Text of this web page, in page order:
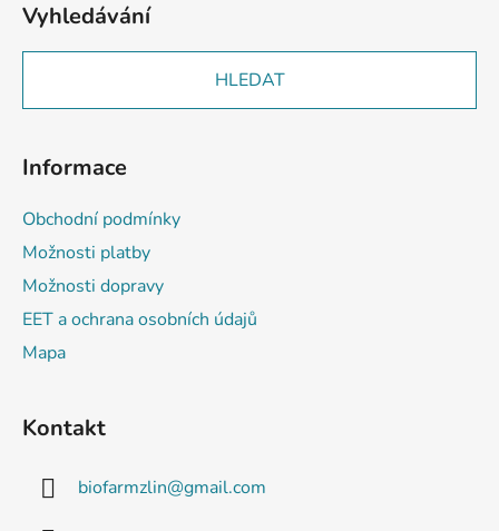
Vyhledávání
HLEDAT
Informace
Obchodní podmínky
Možnosti platby
Možnosti dopravy
EET a ochrana osobních údajů
Mapa
Kontakt
biofarmzlin@gmail.com